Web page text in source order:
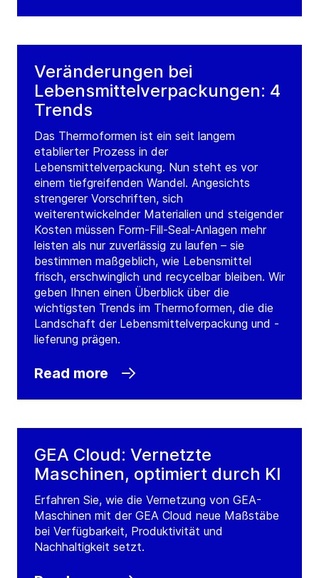
Veränderungen bei
Lebensmittelverpackungen: 4
Trends
Das Thermoformen ist ein seit langem
etablierter Prozess in der
Lebensmittelverpackung. Nun steht es vor
einem tiefgreifenden Wandel. Angesichts
strengerer Vorschriften, sich
weiterentwickelnder Materialien und steigender
Kosten müssen Form-Fill-Seal-Anlagen mehr
leisten als nur zuverlässig zu laufen – sie
bestimmen maßgeblich, wie Lebensmittel
frisch, erschwinglich und recycelbar bleiben. Wir
geben Ihnen einen Überblick über die
wichtigsten Trends im Thermoformen, die die
Landschaft der Lebensmittelverpackung und -
lieferung prägen.
Read more
GEA Cloud: Vernetzte
Maschinen, optimiert durch KI
Erfahren Sie, wie die Vernetzung von GEA-
Maschinen mit der GEA Cloud neue Maßstäbe
bei Verfügbarkeit, Produktivität und
Nachhaltigkeit setzt.